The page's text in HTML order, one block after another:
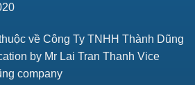
về Công Ty TNHH Thành Dũng
by Mr Lai Tran Thanh Vice
company